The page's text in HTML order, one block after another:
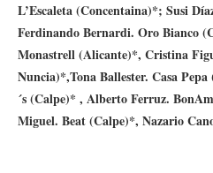
L’Escaleta (Concentaina)*; Susi
Ferdinando Bernardi. Oro Bianco
Monastrell (Alicante)*, Cristina
Nuncia)*,Tona Ballester. Casa
´s (Calpe)* , Alberto Ferruz.
Miguel. Beat (Calpe)*, Nazario